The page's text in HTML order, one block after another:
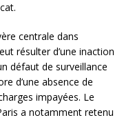
centrale dans
résulter d’une inaction
défaut de surveillance
d’une absence de
impayées. Le
a notamment retenu